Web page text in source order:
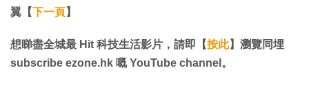
翼【下一頁】
想睇盡全城最 Hit 科技生活影片，請即【按此】瀏覽同埋
subscribe ezone.hk 嘅 YouTube channel。